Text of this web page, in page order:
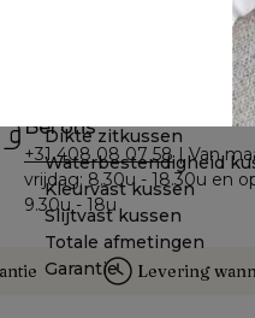
Te zien in de showroom
Dikte zitkussen
Waterbestendigheid
Kleurvast kussen
Slijtvast kussen
Totale afmetingen
Garantie
Bel ons
+31 408 08 07 58 | Van
vrijdag: 8.30u - 18.30u en
9.30u - 18u
Levering